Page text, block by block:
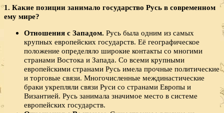
1. Какие позиции занимало государство Русь в современном
ему мире?
Отношения с Западом. Русь была одним из самых
крупных европейских государств. Её географическое
положение определяло широкие контакты со многими
странами Востока и Запада. Со всеми крупными
европейскими странами Русь имела прочные политические
и торговые связи. Многочисленные междинастические
браки укрепляли связи Руси со странами Европы и
Византией. Русь занимала значимое место в системе
европейских государств.